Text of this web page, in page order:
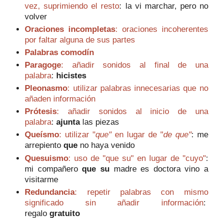
vez, suprimiendo el resto: la vi marchar, pero no
volver
Oraciones incompletas: oraciones incoherentes
por faltar alguna de sus partes
Palabras comodín
Paragoge: añadir sonidos al final de una
palabra: hicistes
Pleonasmo: utilizar palabras innecesarias que no
añaden información
Prótesis: añadir sonidos al inicio de una
palabra:ajunta las piezas
Queísmo: utilizar "que"en lugar de "de que": me
arrepientoque no haya venido
Quesuismo: uso de "que su" en lugar de "cuyo":
mi compañeroque sumadre es doctora vino a
visitarme
Redundancia: repetir palabras con mismo
significado sin añadir información:
regalogratuito